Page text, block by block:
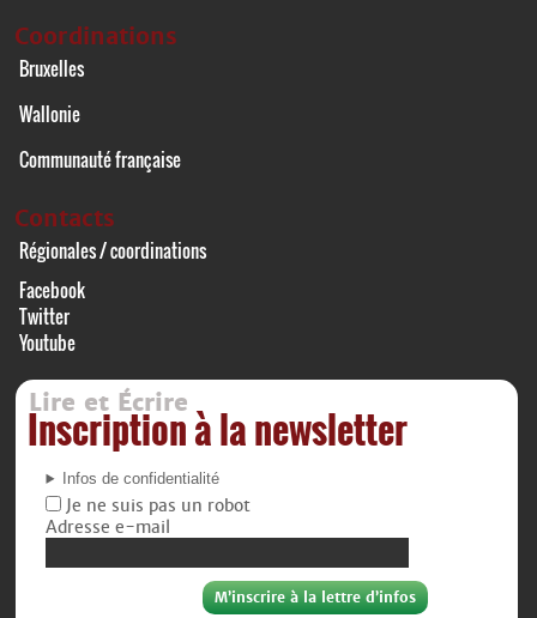
Coordinations
Bruxelles
Wallonie
Communauté française
Contacts
Régionales / coordinations
Facebook
Twitter
Youtube
Lire et Écrire
Inscription à la newsletter
Infos de confidentialité
Je ne suis pas un robot
Adresse e-mail